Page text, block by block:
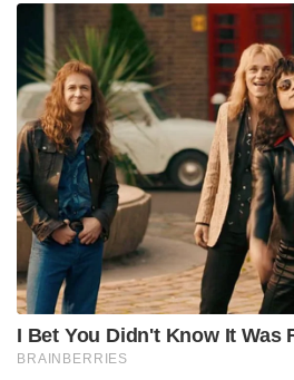
I Bet You Didn't Know It Was
BRAINBERRIES